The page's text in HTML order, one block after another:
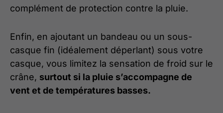
complément de protection contre la pluie.
Enfin, en ajoutant un bandeau ou un sous-
casque fin (idéalement déperlant) sous votre
casque, vous limitez la sensation de froid sur le
crâne, surtout si la pluie s’accompagne de
vent et de températures basses.